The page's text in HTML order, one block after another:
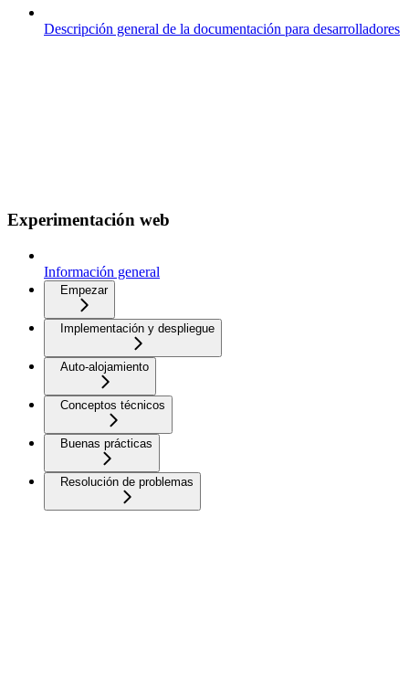
Descripción general de la documentación para desarrolladores
Experimentación web
Información general
Empezar
Implementación y despliegue
Auto-alojamiento
Conceptos técnicos
Buenas prácticas
Resolución de problemas